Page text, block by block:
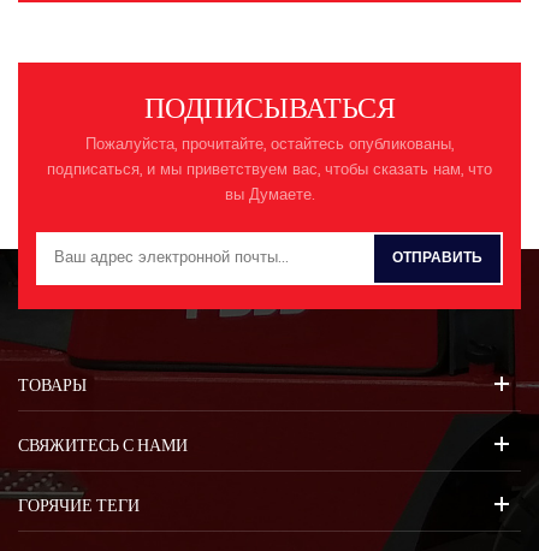
до задней части мм 7060
Поворотный двигатель Бренд
力Номинальное давление МПа
26,5 行走马达Двигательный
двигатель Бренд КИБ
RT60T/HYUNDAI HT33A 工作压
力Номинальное давление МПа
34,3 主控阀Регулирующий
клапан Бренд Инлайн
HVME270B 额
压油Гидравлическое масло 标号
及用量Модель и дозировка Кг
ХМ046/310 Детали шасси 履带
形式-Форма трека 三齿Три зуба
Ширина колеи ㎜ 600 мм Нет.
трека 件 每侧 49 (Каждая
сторона) 履带接地比压Среднее
давление заземления (кПа)
ПОДПИСЫВАТЬСЯ
Пожалуйста, прочитайте, остайтесь опубликованы,
подписаться, и мы приветствуем вас, чтобы сказать нам, что
вы Думаете.
ТОВАРЫ
СВЯЖИТЕСЬ С НАМИ
ГОРЯЧИЕ ТЕГИ